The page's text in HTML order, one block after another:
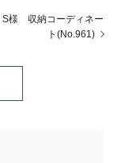
様 収納コーディネー
ト(No.961)